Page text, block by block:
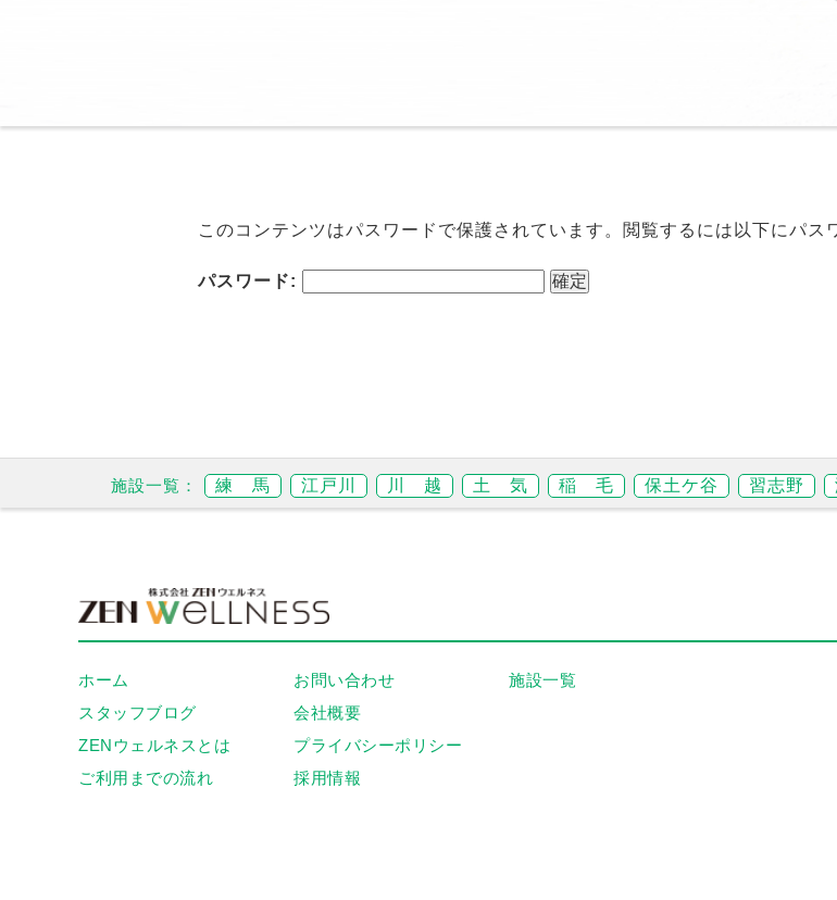
このコンテンツはパスワードで保護されています。閲覧するには以下にパス
パスワード:
練 馬 江戸川 川 越 土 気 稲 毛 保土ケ谷 習志野
ホーム
スタッフブログ
ZENウェルネスとは
ご利用までの流れ
お問い合わせ
会社概要
プライバシーポリシー
採用情報
施設一覧